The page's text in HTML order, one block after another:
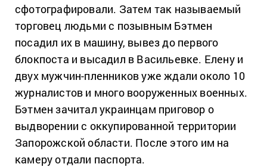
сфотографировали. Затем так называемый
торговец людьми с позывным Бэтмен
посадил их в машину, вывез до первого
блокпоста и высадил в Васильевке. Елену и
двух мужчин-пленников уже ждали около 10
журналистов и много вооруженных военных.
Бэтмен зачитал украинцам приговор о
выдворении с оккупированной территории
Запорожской области. После этого им на
камеру отдали паспорта.